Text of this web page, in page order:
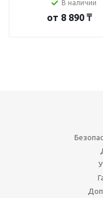
В наличии
от 8 890 ₸